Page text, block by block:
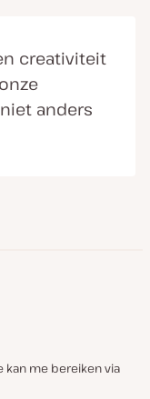
creativiteit
anders
kan me bereiken via